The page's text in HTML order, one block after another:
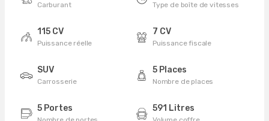
Carburant Type de boîte de vitesses
115 CV
Puissance réelle
7 CV
Puissance fiscale
SUV
Carrosserie
5 Places
Nombre de places
5 Portes 591 Litres